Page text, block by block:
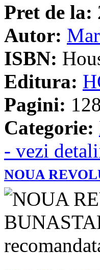
Pret de la:
Autor:
ISBN:
Editura:
Pagini:
Categorie:
- vezi
NOUA